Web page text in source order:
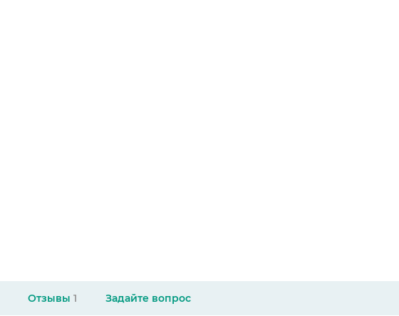
Отзывы 1 Задайте вопрос